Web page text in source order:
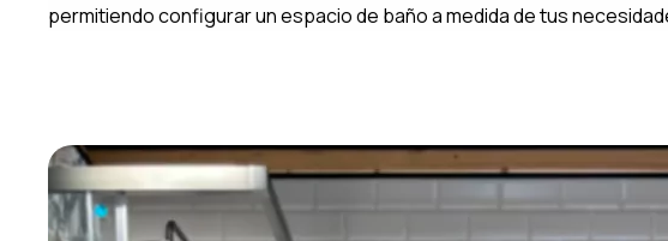
permitiendo configurar un espacio de baño a medida de tus